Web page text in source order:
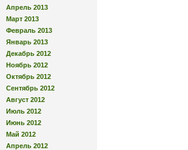
Апрель 2013
Март 2013
Февраль 2013
Январь 2013
Декабрь 2012
Ноябрь 2012
Октябрь 2012
Сентябрь 2012
Август 2012
Июль 2012
Июнь 2012
Май 2012
Апрель 2012